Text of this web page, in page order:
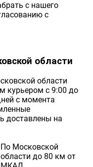
с нашего
с
области
области
курьером с 9:00 до
с момента
доставлены на
По Московской
области до 80 км от